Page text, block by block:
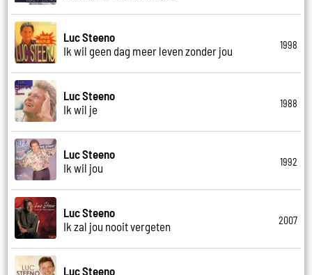
Luc Steeno
Ik wil geen dag meer leven zonder jou
1998
Luc Steeno
Ik wil je
1988
Luc Steeno
Ik wil jou
1992
Luc Steeno
Ik zal jou nooit vergeten
2007
Luc Steeno